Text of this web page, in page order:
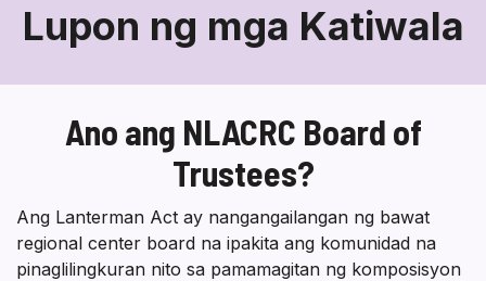
Lupon ng mga Katiwala
Lupon
ng
mga
Katiwala
Ano ang NLACRC Board of
Trustees?
Ang Lanterman Act ay nangangailangan ng bawat
regional center board na ipakita ang komunidad na
pinaglilingkuran nito sa pamamagitan ng komposisyon